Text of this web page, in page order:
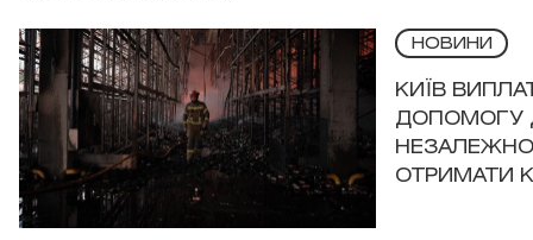
НОВИНИ
КИЇВ
ДОПОМОГУ
ОТРИМАТИ